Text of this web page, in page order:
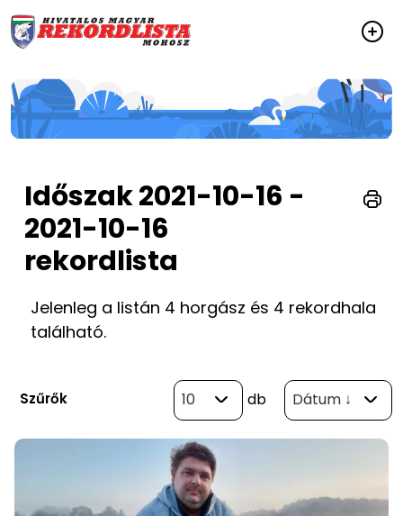
Időszak 2021-10-16 -
2021-10-16
rekordlista
Jelenleg a listán 4 horgász és 4 rekordhala
található.
Szűrők 10 db Dátum ↓